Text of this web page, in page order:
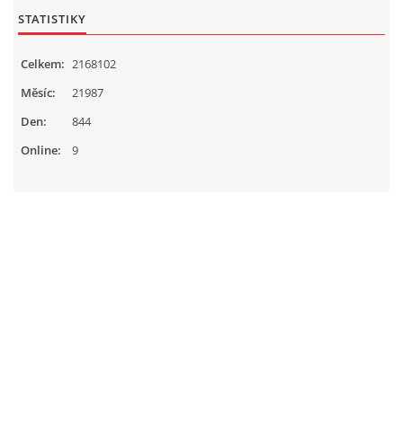
STATISTIKY
Online: 9
Celkem: 2168102
Měsíc:
21987
Den:
844